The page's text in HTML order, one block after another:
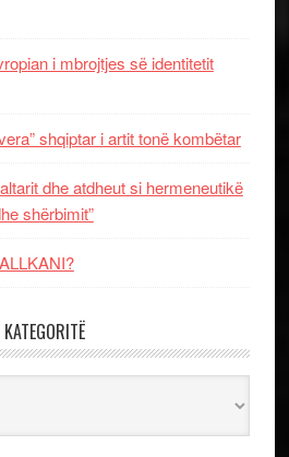
i mbrojtjes së identitetit
shqiptar i artit tonë kombëtar
dhe atdheut si hermeneutikë
shërbimit”
KATEGORITË